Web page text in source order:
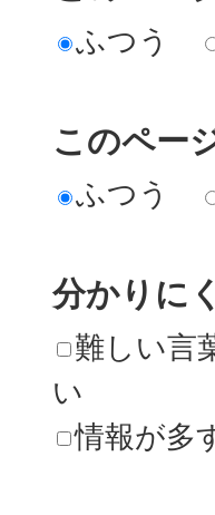
ふつう
このペー
ふつう
分かりに
難しい言
い
情報が多